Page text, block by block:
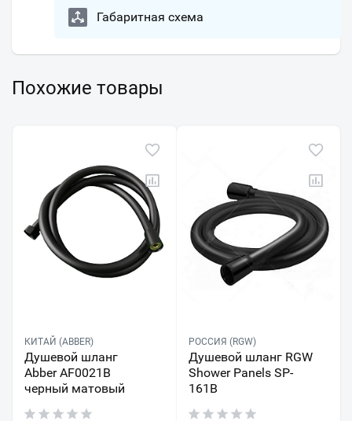
Габаритная схема
Похожие товары
КИТАЙ (ABBER)
Душевой шланг
Abber AF0021B
черный матовый
РОССИЯ (RGW)
Душевой шланг RGW
Shower Panels SP-
161B